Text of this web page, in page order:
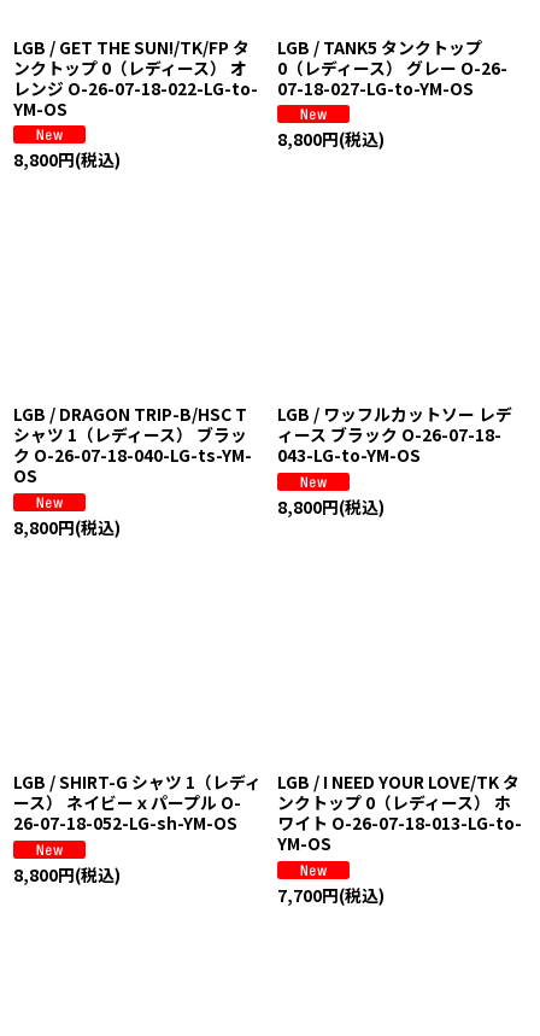
LGB / GET THE SUN!/TK/FP タ
ンクトップ 0（レディース） オ
レンジ O-26-07-18-022-LG-to-
YM-OS
8,800円(税込)
LGB / TANK5 タンクトップ
0（レディース） グレー O-26-
07-18-027-LG-to-YM-OS
8,800円(税込)
LGB / DRAGON TRIP-B/HSC T
シャツ 1（レディース） ブラッ
ク O-26-07-18-040-LG-ts-YM-
OS
8,800円(税込)
LGB / ワッフルカットソー レデ
ィース ブラック O-26-07-18-
043-LG-to-YM-OS
8,800円(税込)
LGB / SHIRT-G シャツ 1（レディ
ース） ネイビーｘパープル O-
26-07-18-052-LG-sh-YM-OS
8,800円(税込)
LGB / I NEED YOUR LOVE/TK タ
ンクトップ 0（レディース） ホ
ワイト O-26-07-18-013-LG-to-
YM-OS
7,700円(税込)